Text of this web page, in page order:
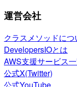
運営会社
クラスメソッドにつ
DevelopersIOとは
AWS支援サービス
公式X(Twitter)
公式YouTube